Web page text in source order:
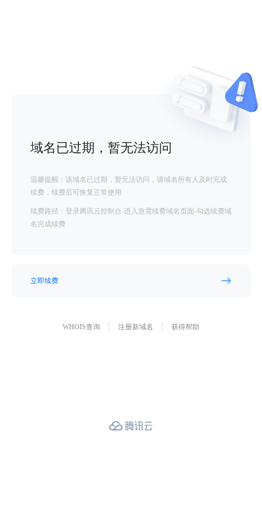
域名已过期，暂无法访问
温馨提醒：该域名已过期，暂无法访问，请域名所有人及时完成
续费，续费后可恢复正常使用
续费路径：登录腾讯云控制台-进入急需续费域名页面-勾选续费域
名完成续费
立即续费
WHOIS查询 注册新域名 获得帮助